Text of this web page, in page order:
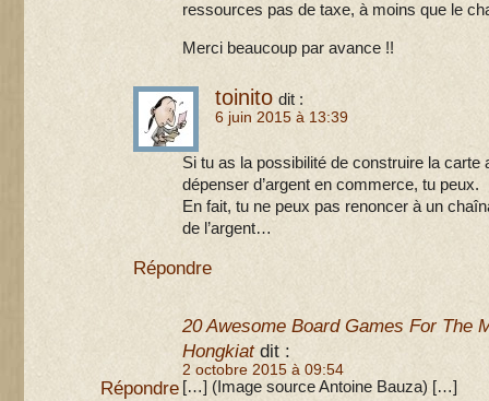
ressources pas de taxe, à moins que le
Merci beaucoup par avance !!
toinito dit :
6 juin 2015 à 13:39
Si tu as la possibilité de construire la
dépenser d’argent en commerce, tu peux.
En fait, tu ne peux pas renoncer à un
de l’argent…
Répondre
20 Awesome Board Games For The
Hongkiat dit :
2 octobre 2015 à 09:54
[…] (Image source Antoine Bauza) […]
Répondre